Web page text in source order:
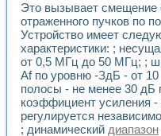
Лабораторный
Партнеры
Академические и
Учебные заведения
Бизнес
Контакты
Это вызывает смещение
отраженного пучков по
Устройство имеет
характеристики: ;
от 0,5 МГц до 50 МГц; ;
Af по уровню -ЗдБ - от 10
полосы - не менее 30 дБ
коэффициент усиления
регулируется
; динамический диапазон